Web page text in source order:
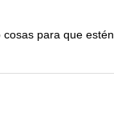
para que estén